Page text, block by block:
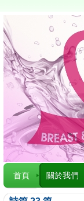
首頁 關於我們